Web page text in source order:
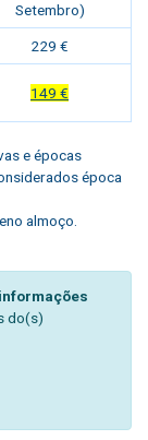
Setembro)
229 €
149 €
e épocas
época
almoço.
do(s)